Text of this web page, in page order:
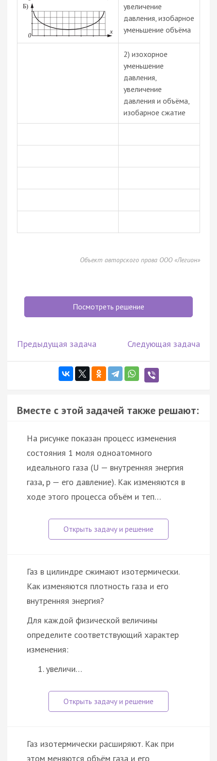
увеличение
давления, изобарное
уменьшение объёма
2) изохорное
уменьшение
давления,
увеличение
давления и объёма,
изобарное сжатие
Объект авторского права ООО «Легион»
Посмотреть решение
Предыдущая задача Следующая задача
Вместе с этой задачей также решают:
На рисунке показан процесс изменения
состояния 1 моля одноатомного
идеального газа (U — внутренняя энергия
газа, p — его давление). Как изменяются в
ходе этого процесса объём и теп…
Газ в цилиндре сжимают изотермически.
Как изменяются плотность газа и его
внутренняя энергия?
Для каждой физической величины
определите соответствующий характер
изменения:
увеличи…
Газ изотермически расширяют. Как при
этом меняются объём газа и его